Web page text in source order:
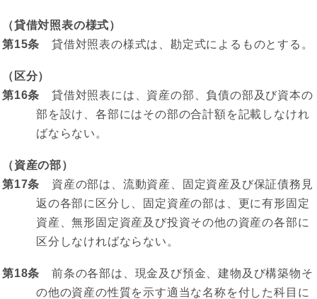
（貸借対照表の様式）
第15条 貸借対照表の様式は、勘定式によるものとする。
（区分）
第16条 貸借対照表には、資産の部、負債の部及び資本の
部を設け、各部にはその部の合計額を記載しなけれ
ばならない。
（資産の部）
第17条 資産の部は、流動資産、固定資産及び保証債務見
返の各部に区分し、固定資産の部は、更に有形固定
資産、無形固定資産及び投資その他の資産の各部に
区分しなければならない。
第18条 前条の各部は、現金及び預金、建物及び構築物そ
の他の資産の性質を示す適当な名称を付した科目に